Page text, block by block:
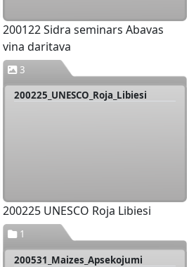
200122 Sidra seminars Abavas
vina daritava
3
200225_UNESCO_Roja_Libiesi
200225 UNESCO Roja Libiesi
1
200531_Maizes_Apsekojumi